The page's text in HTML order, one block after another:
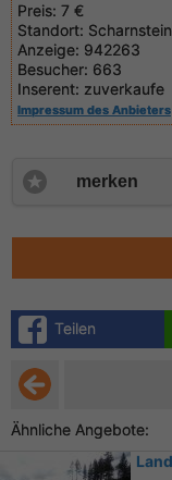
Preis: 7 €
Standort: Scharnstein
Anzeige: 942263
Besucher: 663
Inserent: zuverkaufe
Impressum des Anbieters
merken
Teilen
Ähnliche Angebote: